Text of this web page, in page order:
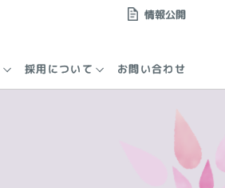
情報公開
採用について お問い合わせ